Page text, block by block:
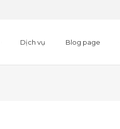
Dịch vụ Blog page